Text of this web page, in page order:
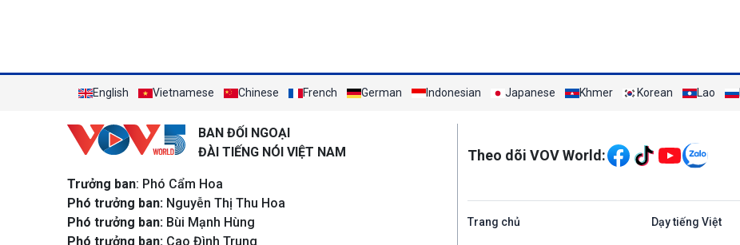
English Vietnamese Chinese French German Indonesian Japanese Khmer Korean Lao
BAN ĐỐI NGOẠI
ĐÀI TIẾNG NÓI VIỆT NAM
Trưởng ban: Phó Cẩm Hoa
Phó trưởng ban: Nguyễn Thị Thu Hoa
Phó trưởng ban: Bùi Mạnh Hùng
Phó trưởng ban: Cao Đình Trung
Theo dõi VOV World:
Trang chủ Dạy tiếng Việt